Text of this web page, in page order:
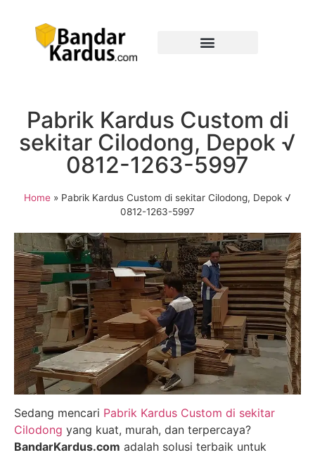
Pabrik Kardus Custom di
sekitar Cilodong, Depok √
0812-1263-5997
Home » Pabrik Kardus Custom di sekitar Cilodong, Depok √
0812-1263-5997
Sedang mencari Pabrik Kardus Custom di sekitar
Cilodong yang kuat, murah, dan terpercaya?
BandarKardus.com adalah solusi terbaik untuk